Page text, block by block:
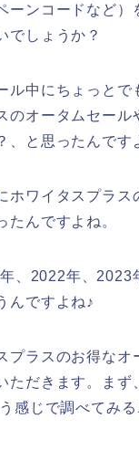
ーンコードなど
でしょうか？
ル中にちょっと
のオータムセー
、と思ったんです
ホワイタスプラ
たんですよね。
、2022年、
んですよね♪
プラスのお得な
ただきます。ま
感じで調べてみる